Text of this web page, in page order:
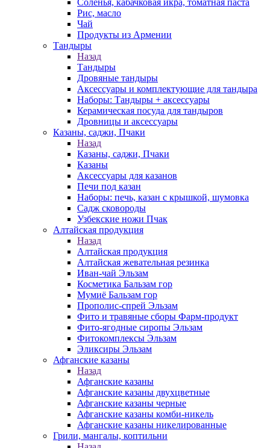
Соленья, кабачковая икра, томатная паста
Рис, масло
Чай
Продукты из Армении
Тандыры
Назад
Тандыры
Дровяные тандыры
Аксессуары и комплектующие для тандыра
Наборы: Тандыры + аксессуары
Керамическая посуда для тандыров
Дровницы и аксессуары
Казаны, саджи, Пчаки
Назад
Казаны, саджи, Пчаки
Казаны
Аксессуары для казанов
Печи под казан
Наборы: печь, казан с крышкой, шумовка
Садж сковороды
Узбекские ножи Пчак
Алтайская продукция
Назад
Алтайская продукция
Алтайская жевательная резинка
Иван-чай Эльзам
Косметика Бальзам гор
Мумиё Бальзам гор
Прополис-спрей Эльзам
Фито и травяные сборы Фарм-продукт
Фито-ягодные сиропы Эльзам
Фитокомплексы Эльзам
Эликсиры Эльзам
Афганские казаны
Назад
Афганские казаны
Афганские казаны двухцветные
Афганские казаны черные
Афганские казаны комби-никель
Афганские казаны никелированные
Грили, мангалы, коптильни